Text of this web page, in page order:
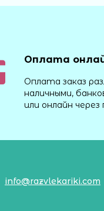
Оплата
Оплата заказ
наличными,
или онлайн
info@razvlekariki.com